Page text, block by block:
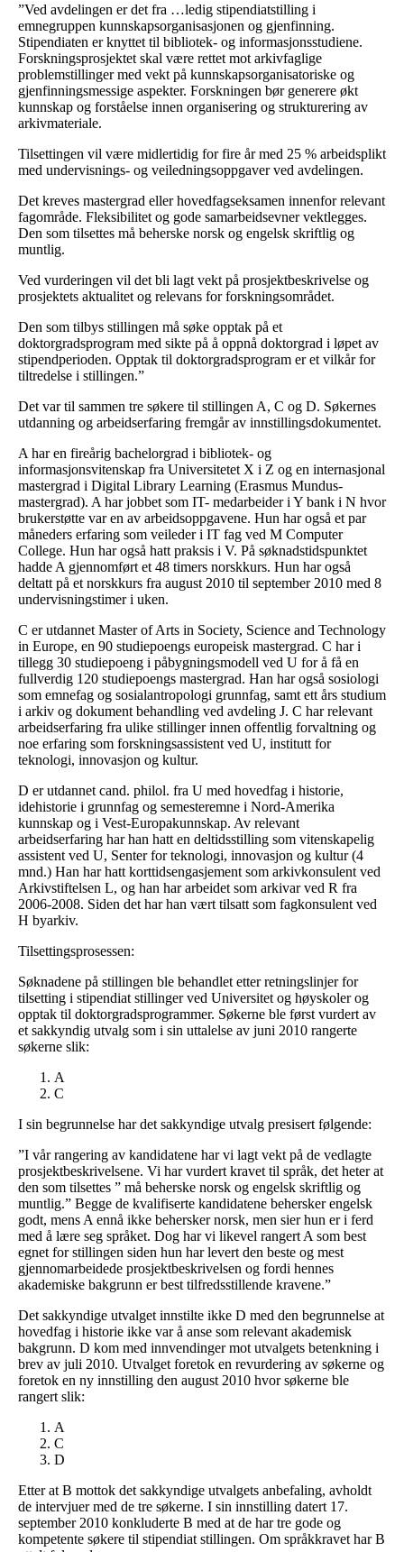
”Ved avdelingen er det fra …ledig stipendiatstilling i
emnegruppen kunnskapsorganisasjonen og gjenfinning.
Stipendiaten er knyttet til bibliotek- og informasjonsstudiene.
Forskningsprosjektet skal være rettet mot arkivfaglige
problemstillinger med vekt på kunnskapsorganisatoriske og
gjenfinningsmessige aspekter. Forskningen bør generere økt
kunnskap og forståelse innen organisering og strukturering av
arkivmateriale.
Tilsettingen vil være midlertidig for fire år med 25 % arbeidsplikt
med undervisnings- og veiledningsoppgaver ved avdelingen.
Det kreves mastergrad eller hovedfagseksamen innenfor relevant
fagområde. Fleksibilitet og gode samarbeidsevner vektlegges.
Den som tilsettes må beherske norsk og engelsk skriftlig og
muntlig.
Ved vurderingen vil det bli lagt vekt på prosjektbeskrivelse og
prosjektets aktualitet og relevans for forskningsområdet.
Den som tilbys stillingen må søke opptak på et
doktorgradsprogram med sikte på å oppnå doktorgrad i løpet av
stipendperioden. Opptak til doktorgradsprogram er et vilkår for
tiltredelse i stillingen.”
Det var til sammen tre søkere til stillingen A, C og D. Søkernes
utdanning og arbeidserfaring fremgår av innstillingsdokumentet.
A har en fireårig bachelorgrad i bibliotek- og
informasjonsvitenskap fra Universitetet X i Z og en internasjonal
mastergrad i Digital Library Learning (Erasmus Mundus-
mastergrad). A har jobbet som IT- medarbeider i Y bank i N hvor
brukerstøtte var en av arbeidsoppgavene. Hun har også et par
måneders erfaring som veileder i IT fag ved M Computer
College. Hun har også hatt praksis i V. På søknadstidspunktet
hadde A gjennomført et 48 timers norskkurs. Hun har også
deltatt på et norskkurs fra august 2010 til september 2010 med 8
undervisningstimer i uken.
C er utdannet Master of Arts in Society, Science and Technology
in Europe, en 90 studiepoengs europeisk mastergrad. C har i
tillegg 30 studiepoeng i påbygningsmodell ved U for å få en
fullverdig 120 studiepoengs mastergrad. Han har også sosiologi
som emnefag og sosialantropologi grunnfag, samt ett års studium
i arkiv og dokument behandling ved avdeling J. C har relevant
arbeidserfaring fra ulike stillinger innen offentlig forvaltning og
noe erfaring som forskningsassistent ved U, institutt for
teknologi, innovasjon og kultur.
D er utdannet cand. philol. fra U med hovedfag i historie,
idehistorie i grunnfag og semesteremne i Nord-Amerika
kunnskap og i Vest-Europakunnskap. Av relevant
arbeidserfaring har han hatt en deltidsstilling som vitenskapelig
assistent ved U, Senter for teknologi, innovasjon og kultur (4
mnd.) Han har hatt korttidsengasjement som arkivkonsulent ved
Arkivstiftelsen L, og han har arbeidet som arkivar ved R fra
2006-2008. Siden det har han vært tilsatt som fagkonsulent ved
H byarkiv.
Tilsettingsprosessen:
Søknadene på stillingen ble behandlet etter retningslinjer for
tilsetting i stipendiat stillinger ved Universitet og høyskoler og
opptak til doktorgradsprogrammer. Søkerne ble først vurdert av
et sakkyndig utvalg som i sin uttalelse av juni 2010 rangerte
søkerne slik:
A
C
I sin begrunnelse har det sakkyndige utvalg presisert følgende:
”I vår rangering av kandidatene har vi lagt vekt på de vedlagte
prosjektbeskrivelsene. Vi har vurdert kravet til språk, det heter at
den som tilsettes ” må beherske norsk og engelsk skriftlig og
muntlig.” Begge de kvalifiserte kandidatene behersker engelsk
godt, mens A ennå ikke behersker norsk, men sier hun er i ferd
med å lære seg språket. Dog har vi likevel rangert A som best
egnet for stillingen siden hun har levert den beste og mest
gjennomarbeidede prosjektbeskrivelsen og fordi hennes
akademiske bakgrunn er best tilfredsstillende kravene.”
Det sakkyndige utvalget innstilte ikke D med den begrunnelse at
hovedfag i historie ikke var å anse som relevant akademisk
bakgrunn. D kom med innvendinger mot utvalgets betenkning i
brev av juli 2010. Utvalget foretok en revurdering av søkerne og
foretok en ny innstilling den august 2010 hvor søkerne ble
rangert slik:
A
C
D
Etter at B mottok det sakkyndige utvalgets anbefaling, avholdt
de intervjuer med de tre søkerne. I sin innstilling datert 17.
september 2010 konkluderte B med at de har tre gode og
kompetente søkere til stipendiat stillingen. Om språkkravet har B